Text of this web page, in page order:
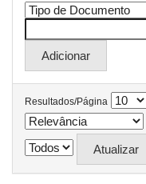
Resultados/Página